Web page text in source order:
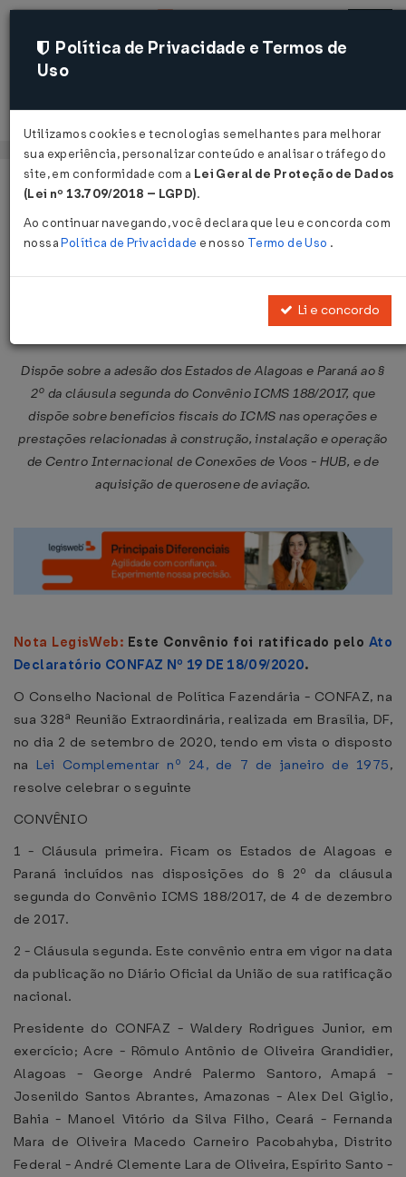
Acessar
Página Inicial Legislações
Convênio ICMS Nº 94 DE
Dispõe sobre a adesão dos Estados de Alagoas e Paraná ao §
2º da cláusula segunda do Convênio ICMS 188/2017, que
dispõe sobre benefícios fiscais do ICMS nas operações e
prestações relacionadas à construção, instalação e operação
de Centro Internacional de Conexões de Voos - HUB, e de
aquisição de querosene de aviação.
Nota LegisWeb: Este Convênio foi ratificado pelo Ato
Declaratório CONFAZ Nº 19 DE 18/09/2020.
O Conselho Nacional de Política Fazendária - CONFAZ, na
sua 328ª Reunião Extraordinária, realizada em Brasília, DF,
no dia 2 de setembro de 2020, tendo em vista o disposto
na Lei Complementar nº 24, de 7 de janeiro de 1975,
resolve celebrar o seguinte
CONVÊNIO
1 - Cláusula primeira. Ficam os Estados de Alagoas e
Paraná incluídos nas disposições do § 2º da cláusula
segunda do Convênio ICMS 188/2017, de 4 de dezembro
de 2017.
2 - Cláusula segunda. Este convênio entra em vigor na data
da publicação no Diário Oficial da União de sua ratificação
nacional.
Presidente do CONFAZ - Waldery Rodrigues Junior, em
exercício; Acre - Rômulo Antônio de Oliveira Grandidier,
Alagoas - George André Palermo Santoro, Amapá -
Josenildo Santos Abrantes, Amazonas - Alex Del Giglio,
Bahia - Manoel Vitório da Silva Filho, Ceará - Fernanda
Mara de Oliveira Macedo Carneiro Pacobahyba, Distrito
Federal - André Clemente Lara de Oliveira, Espírito Santo -
Política de Privacidade e Termos de
Uso
Utilizamos cookies e tecnologias semelhantes para melhorar
sua experiência, personalizar conteúdo e analisar o tráfego do
site, em conformidade com a Lei Geral de Proteção de Dados
(Lei nº 13.709/2018 – LGPD).
Ao continuar navegando, você declara que leu e concorda com
nossaPolítica de Privacidade e nosso Termo de Uso .
Li e concordo